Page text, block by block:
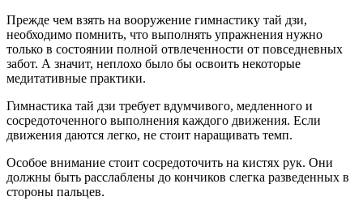
Прежде чем взять на вооружение гимнастику тай дзи,
необходимо помнить, что выполнять упражнения нужно
только в состоянии полной отвлеченности от повседневных
забот. А значит, неплохо было бы освоить некоторые
медитативные практики.
Гимнастика тай дзи требует вдумчивого, медленного и
сосредоточенного выполнения каждого движения. Если
движения даются легко, не стоит наращивать темп.
Особое внимание стоит сосредоточить на кистях рук. Они
должны быть расслаблены до кончиков слегка разведенных в
стороны пальцев.